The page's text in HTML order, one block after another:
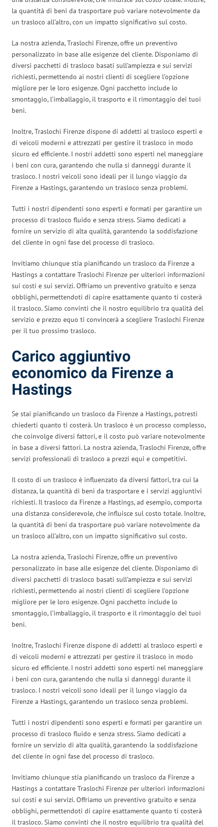
la quantità di beni da trasportare può variare notevolmente da
un trasloco all’altro, con un impatto significativo sul costo.
La nostra azienda, Traslochi Firenze, offre un preventivo
personalizzato in base alle esigenze del cliente. Disponiamo di
diversi pacchetti di trasloco basati sull’ampiezza e sui servizi
richiesti, permettendo ai nostri clienti di scegliere l’opzione
migliore per le loro esigenze. Ogni pacchetto include lo
smontaggio, l’imballaggio, il trasporto e il rimontaggio dei tuoi
beni.
Inoltre, Traslochi Firenze dispone di addetti al trasloco esperti e
di veicoli moderni e attrezzati per gestire il trasloco in modo
sicuro ed efficiente. I nostri addetti sono esperti nel maneggiare
i beni con cura, garantendo che nulla si danneggi durante il
trasloco. I nostri veicoli sono ideali per il lungo viaggio da
Firenze a Hastings, garantendo un trasloco senza problemi.
Tutti i nostri dipendenti sono esperti e formati per garantire un
processo di trasloco fluido e senza stress. Siamo dedicati a
fornire un servizio di alta qualità, garantendo la soddisfazione
del cliente in ogni fase del processo di trasloco.
Invitiamo chiunque stia pianificando un trasloco da Firenze a
Hastings a contattare Traslochi Firenze per ulteriori informazioni
sui costi e sui servizi. Offriamo un preventivo gratuito e senza
obblighi, permettendoti di capire esattamente quanto ti costerà
il trasloco. Siamo convinti che il nostro equilibrio tra qualità del
servizio e prezzo equo ti convincerà a scegliere Traslochi Firenze
per il tuo prossimo trasloco.
Carico aggiuntivo
economico da Firenze a
Hastings
Se stai pianificando un trasloco da Firenze a Hastings, potresti
chiederti quanto ti costerà. Un trasloco è un processo complesso,
che coinvolge diversi fattori, e il costo può variare notevolmente
in base a diversi fattori. La nostra azienda, Traslochi Firenze, offre
servizi professionali di trasloco a prezzi equi e competitivi.
Il costo di un trasloco è influenzato da diversi fattori, tra cui la
distanza, la quantità di beni da trasportare e i servizi aggiuntivi
richiesti. Il trasloco da Firenze a Hastings, ad esempio, comporta
una distanza considerevole, che influisce sul costo totale. Inoltre,
la quantità di beni da trasportare può variare notevolmente da
un trasloco all’altro, con un impatto significativo sul costo.
La nostra azienda, Traslochi Firenze, offre un preventivo
personalizzato in base alle esigenze del cliente. Disponiamo di
diversi pacchetti di trasloco basati sull’ampiezza e sui servizi
richiesti, permettendo ai nostri clienti di scegliere l’opzione
migliore per le loro esigenze. Ogni pacchetto include lo
smontaggio, l’imballaggio, il trasporto e il rimontaggio dei tuoi
beni.
Inoltre, Traslochi Firenze dispone di addetti al trasloco esperti e
di veicoli moderni e attrezzati per gestire il trasloco in modo
sicuro ed efficiente. I nostri addetti sono esperti nel maneggiare
i beni con cura, garantendo che nulla si danneggi durante il
trasloco. I nostri veicoli sono ideali per il lungo viaggio da
Firenze a Hastings, garantendo un trasloco senza problemi.
Tutti i nostri dipendenti sono esperti e formati per garantire un
processo di trasloco fluido e senza stress. Siamo dedicati a
fornire un servizio di alta qualità, garantendo la soddisfazione
del cliente in ogni fase del processo di trasloco.
Invitiamo chiunque stia pianificando un trasloco da Firenze a
Hastings a contattare Traslochi Firenze per ulteriori informazioni
sui costi e sui servizi. Offriamo un preventivo gratuito e senza
obblighi, permettendoti di capire esattamente quanto ti costerà
il trasloco. Siamo convinti che il nostro equilibrio tra qualità del